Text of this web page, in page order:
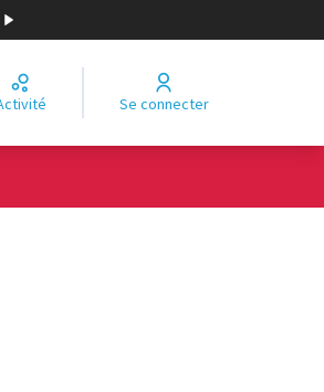
Activité Se connecter